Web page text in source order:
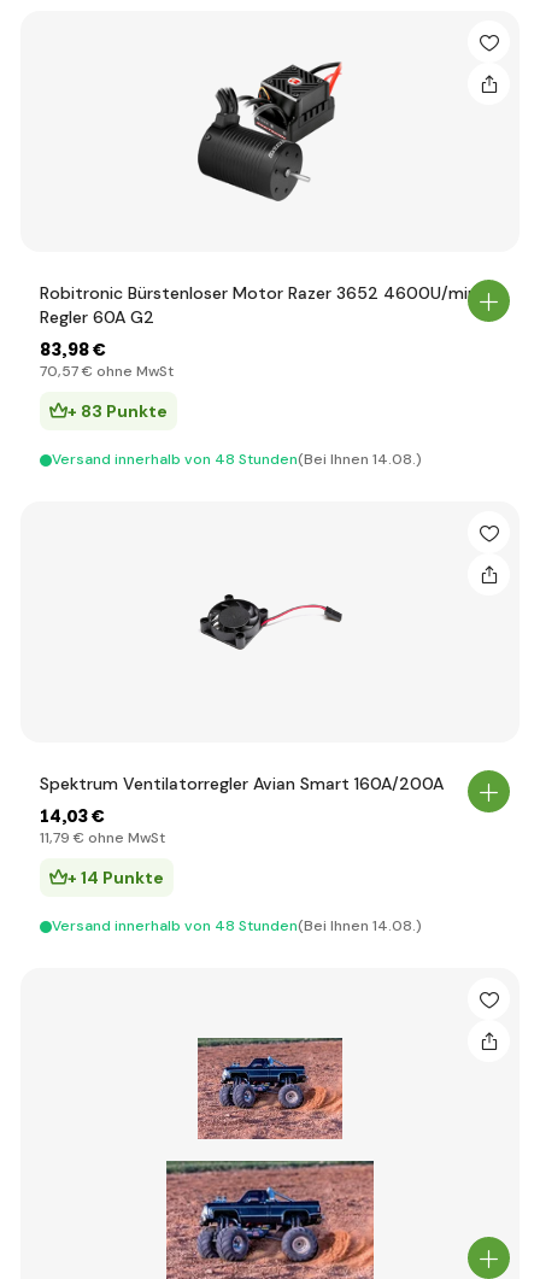
Robitronic Bürstenloser Motor Razer 3652 4600U/min,
Regler 60A G2
83,98 €
70,57 € ohne MwSt
+ 83 Punkte
Versand innerhalb von 48 Stunden(Bei Ihnen 14.08.)
Spektrum Ventilatorregler Avian Smart 160A/200A
14,03 €
11,79 € ohne MwSt
+ 14 Punkte
Versand innerhalb von 48 Stunden(Bei Ihnen 14.08.)